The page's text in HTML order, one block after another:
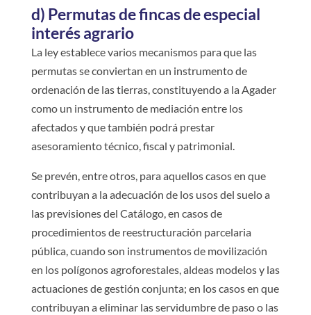
d) Permutas de fincas de especial
interés agrario
La ley establece varios mecanismos para que las
permutas se conviertan en un instrumento de
ordenación de las tierras, constituyendo a la Agader
como un instrumento de mediación entre los
afectados y que también podrá prestar
asesoramiento técnico, fiscal y patrimonial.
Se prevén, entre otros, para aquellos casos en que
contribuyan a la adecuación de los usos del suelo a
las previsiones del Catálogo, en casos de
procedimientos de reestructuración parcelaria
pública, cuando son instrumentos de movilización
en los polígonos agroforestales, aldeas modelos y las
actuaciones de gestión conjunta; en los casos en que
contribuyan a eliminar las servidumbre de paso o las